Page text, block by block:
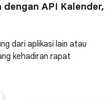
API Kalender,
dari aplikasi lain atau
kehadiran rapat